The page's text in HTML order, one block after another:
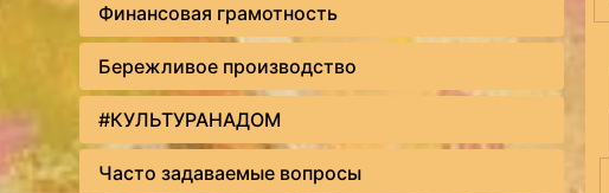
Финансовая грамотность
Бережливое производство
#КУЛЬТУРАНАДОМ
Часто задаваемые вопросы